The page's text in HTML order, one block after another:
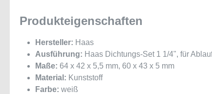
Produkteigenschaften
Hersteller: Haas
Ausführung: Haas Dichtungs-Set 1 1/4", für
Maße: 64 x 42 x 5,5 mm, 60 x 43 x 5 mm
Material: Kunststoff
Farbe: weiß